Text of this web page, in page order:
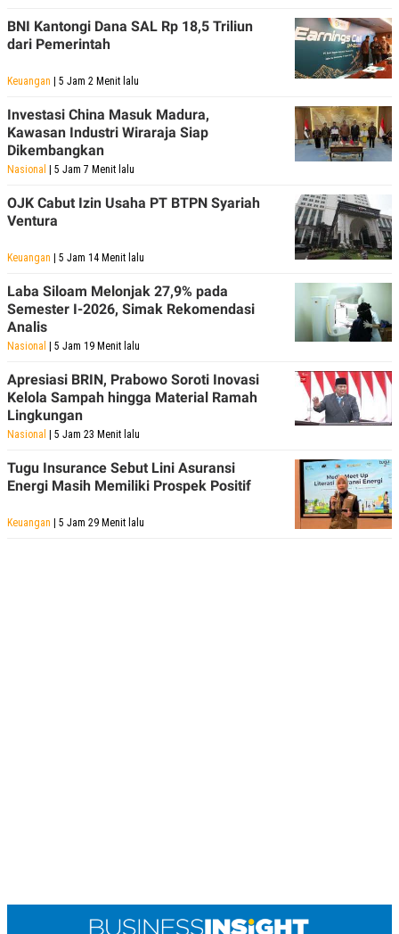
BNI Kantongi Dana SAL Rp 18,5 Triliun
dari Pemerintah
Keuangan | 5 Jam 2 Menit lalu
Investasi China Masuk Madura,
Kawasan Industri Wiraraja Siap
Dikembangkan
Nasional | 5 Jam 7 Menit lalu
OJK Cabut Izin Usaha PT BTPN Syariah
Ventura
Keuangan | 5 Jam 14 Menit lalu
Laba Siloam Melonjak 27,9% pada
Semester I-2026, Simak Rekomendasi
Analis
Nasional | 5 Jam 19 Menit lalu
Apresiasi BRIN, Prabowo Soroti Inovasi
Kelola Sampah hingga Material Ramah
Lingkungan
Nasional | 5 Jam 23 Menit lalu
Tugu Insurance Sebut Lini Asuransi
Energi Masih Memiliki Prospek Positif
Keuangan | 5 Jam 29 Menit lalu